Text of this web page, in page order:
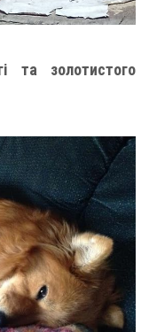
та золотистого